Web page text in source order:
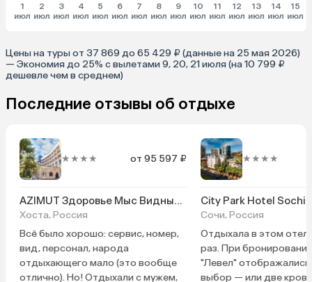
1
июл
2
июл
3
июл
4
июл
5
июл
6
июл
7
июл
8
июл
9
июл
10
июл
11
июл
12
июл
13
июл
14
июл
15
июл
Цены на туры от 37 869 до 65 429 ₽ (данные на 25 мая 2026)
— Экономия до 25% с вылетами 9, 20, 21 июля (на 10 799 ₽
дешевле чем в среднем)
Последние отзывы об отдыхе
★★★★ от 95 597 ₽
AZIMUT Здоровье Мыс Видный Санаторий
Хоста, Россия
Всё было хорошо: сервис, номер,
вид, персонал, народа
отдыхающего мало (это вообще
отлично). Но! Отдыхали с мужем,
★★★★
City Park Hotel Sochi
Сочи, Россия
Отдыхала в этом
раз. При
"Левел"
выбор — или две